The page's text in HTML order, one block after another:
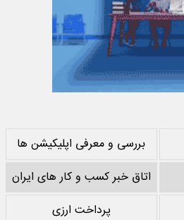
بررسی و معرفی اپلیکیشن ها
اتاق خبر کسب و کار های ایران
پرداخت ارزی